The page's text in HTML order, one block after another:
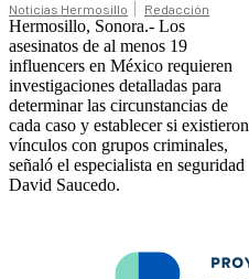
Noticias Hermosillo Redacción
Hermosillo, Sonora.- Los
asesinatos de al menos 19
influencers en México requieren
investigaciones detalladas para
determinar las circunstancias de
cada caso y establecer si existieron
vínculos con grupos criminales,
señaló el especialista en seguridad
David Saucedo.